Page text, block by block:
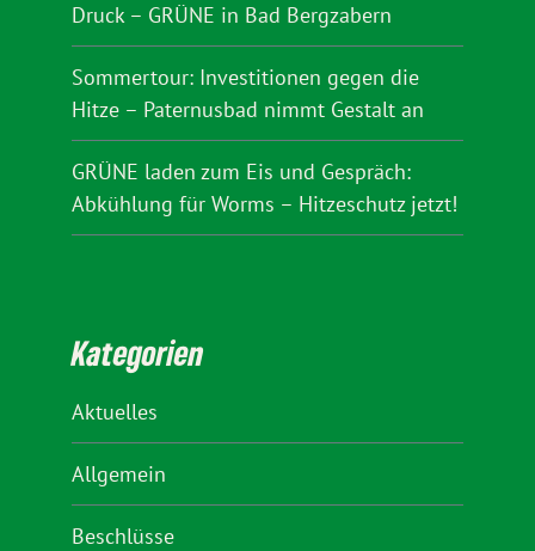
Druck – GRÜNE in Bad Bergzabern
Sommertour: Investitionen gegen die
Hitze – Paternusbad nimmt Gestalt an
GRÜNE laden zum Eis und Gespräch:
Abkühlung für Worms – Hitzeschutz jetzt!
Kategorien
Aktuelles
Allgemein
Beschlüsse